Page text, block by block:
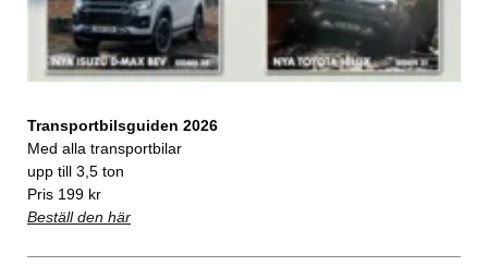
Transportbilsguiden 2026
Med alla transportbilar
upp till 3,5 ton
Pris 199 kr
Beställ den här